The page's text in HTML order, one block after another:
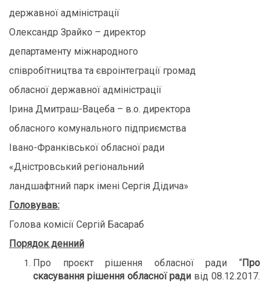
державної адміністрації
Олександр Зрайко – директор
департаменту міжнародного
співробітництва та євроінтеграції громад
обласної державної адміністрації
Ірина Дмитраш-Вацеба – в.о. директора
обласного комунального підприємства
Івано-Франківської обласної ради
«Дністровський регіональний
ландшафтний парк імені Сергія Дідича»
Головував:
Голова комісії Сергій Басараб
Порядок денний
Про проєкт рішення обласної ради “Про
скасування рішення обласної ради від 08.12.2017.